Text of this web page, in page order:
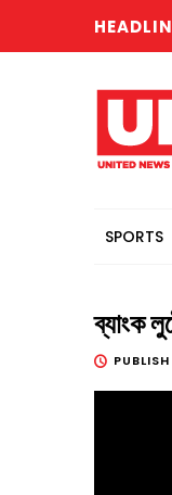
SPORTS
ব্যাংক